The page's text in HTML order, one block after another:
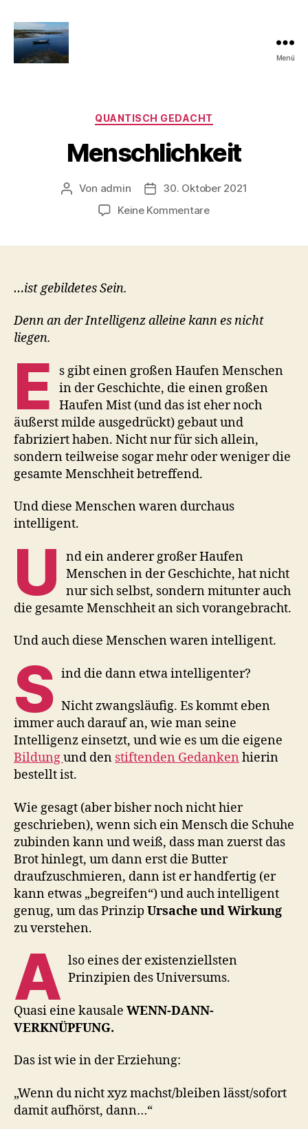
Menü
Kategorien
QUANTISCH GEDACHT
Menschlichkeit
Beitragsautor
Von admin Veröffentlichungsdatum
30. Oktober 2021
Keine Kommentarezu
…ist gebildetes Sein.
Denn an der Intelligenz alleine kann es nicht
liegen.
E
s gibt einen großen Haufen Menschen
in der Geschichte, die einen großen
Haufen Mist (und das ist eher noch
äußerst milde ausgedrückt) gebaut und
fabriziert haben. Nicht nur für sich allein,
sondern teilweise sogar mehr oder weniger die
gesamte Menschheit betreffend.
Und diese Menschen waren durchaus
intelligent.
U
nd ein anderer großer Haufen
Menschen in der Geschichte, hat nicht
nur sich selbst, sondern mitunter auch
die gesamte Menschheit an sich vorangebracht.
Und auch diese Menschen waren intelligent.
S ind die dann etwa intelligenter?
Nicht zwangsläufig. Es kommt eben
immer auch darauf an, wie man seine
Intelligenz einsetzt, und wie es um die eigene
Bildungund den stiftenden Gedanken hierin
bestellt ist.
Wie gesagt (aber bisher noch nicht hier
geschrieben), wenn sich ein Mensch die Schuhe
zubinden kann und weiß, dass man zuerst das
Brot hinlegt, um dann erst die Butter
draufzuschmieren, dann ist er handfertig (er
kann etwas „begreifen“) und auch intelligent
genug, um das Prinzip Ursache und Wirkung
zu verstehen.
A lso eines der existenziellsten
Prinzipien des Universums.
Quasi eine kausale WENN-DANN-
VERKNÜPFUNG.
Das ist wie in der Erziehung:
„Wenn du nicht xyz machst/bleiben lässt/sofort
damit aufhörst, dann…“